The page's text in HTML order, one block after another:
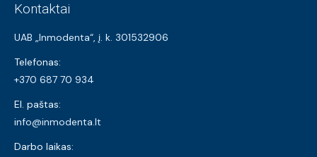
Kontaktai
UAB „Inmodenta“, į. k. 301532906
Telefonas:
+370 687 70 934
El. paštas:
info@inmodenta.lt
Darbo laikas: